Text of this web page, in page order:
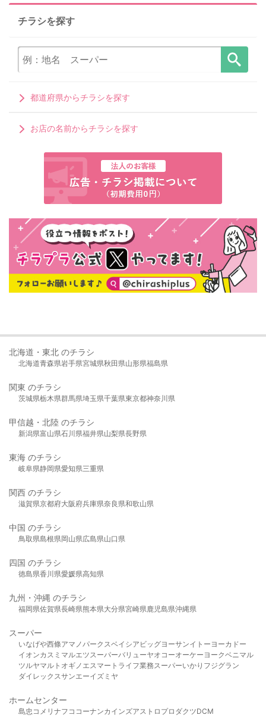
チラシを探す
都道府県からチラシを探す
お店の名前からチラシを探す
北海道・東北 のチラシ
北海道青森県岩手県宮城県秋田県山形県福島県
関東 のチラシ
茨城県栃木県群馬県埼玉県千葉県東京都神奈川県
甲信越・北陸 のチラシ
新潟県富山県石川県福井県山梨県長野県
東海 のチラシ
岐阜県静岡県愛知県三重県
関西 のチラシ
滋賀県京都府大阪府兵庫県奈良県和歌山県
中国 のチラシ
鳥取県島根県岡山県広島県山口県
四国 のチラシ
徳島県香川県愛媛県高知県
九州・沖縄 のチラシ
福岡県佐賀県長崎県熊本県大分県宮崎県鹿児島県沖縄県
スーパー
いなげや西條アマノパークスベイシア ビッグヨーサンイトーヨーカドー
イオンカスミ マルエツスーパーバリューヤオコーオーケー ヨークベニマル
ツルヤマルト オギノ エスマート ライフ業務スーパーいかり フジグラン
ダイレックスサンエーイズミヤ
ホームセンター
島忠 コメリ ナフコ コーナンカインズアストロプロダクツDCM